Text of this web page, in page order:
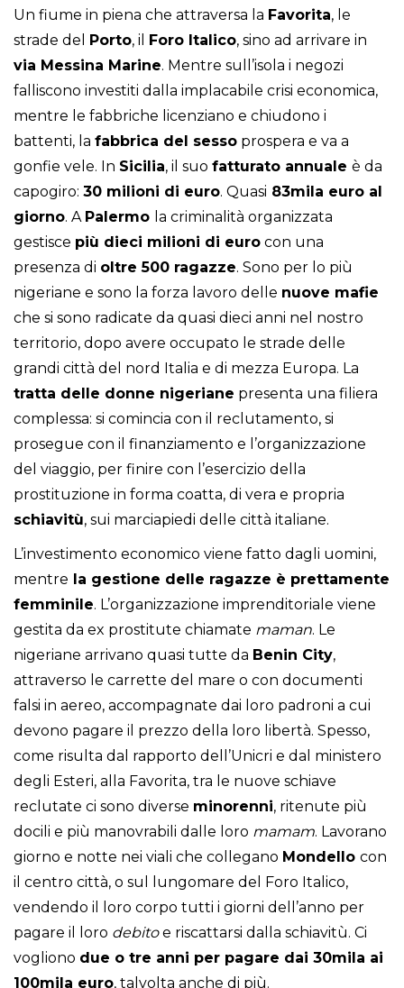
Un fiume in piena che attraversa la Favorita, le
strade del Porto, il Foro Italico, sino ad arrivare in
via Messina Marine. Mentre sull’isola i negozi
falliscono investiti dalla implacabile crisi economica,
mentre le fabbriche licenziano e chiudono i
battenti, la fabbrica del sesso prospera e va a
gonfie vele. In Sicilia, il suo fatturato annuale è da
capogiro: 30 milioni di euro. Quasi 83mila euro al
giorno. A Palermo la criminalità organizzata
gestisce più dieci milioni di euro con una
presenza di oltre 500 ragazze. Sono per lo più
nigeriane e sono la forza lavoro delle nuove mafie
che si sono radicate da quasi dieci anni nel nostro
territorio, dopo avere occupato le strade delle
grandi città del nord Italia e di mezza Europa. La
tratta delle donne nigeriane presenta una filiera
complessa: si comincia con il reclutamento, si
prosegue con il finanziamento e l’organizzazione
del viaggio, per finire con l’esercizio della
prostituzione in forma coatta, di vera e propria
schiavitù, sui marciapiedi delle città italiane.
L’investimento economico viene fatto dagli uomini,
mentre la gestione delle ragazze è prettamente
femminile. L’organizzazione imprenditoriale viene
gestita da ex prostitute chiamate maman. Le
nigeriane arrivano quasi tutte da Benin City,
attraverso le carrette del mare o con documenti
falsi in aereo, accompagnate dai loro padroni a cui
devono pagare il prezzo della loro libertà. Spesso,
come risulta dal rapporto dell’Unicri e dal ministero
degli Esteri, alla Favorita, tra le nuove schiave
reclutate ci sono diverse minorenni, ritenute più
docili e più manovrabili dalle loro mamam. Lavorano
giorno e notte nei viali che collegano Mondello con
il centro città, o sul lungomare del Foro Italico,
vendendo il loro corpo tutti i giorni dell’anno per
pagare il loro debitoe riscattarsi dalla schiavitù. Ci
vogliono due o tre anni per pagare dai 30mila ai
100mila euro, talvolta anche di più.